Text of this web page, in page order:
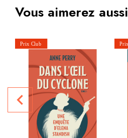
Vous aimerez aussi
navigate_before